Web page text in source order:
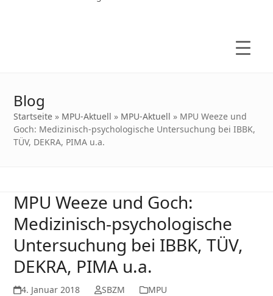
Blog
Startseite » MPU-Aktuell » MPU-Aktuell » MPU Weeze und
Goch: Medizinisch-psychologische Untersuchung bei IBBK,
TÜV, DEKRA, PIMA u.a.
MPU Weeze und Goch:
Medizinisch-psychologische
Untersuchung bei IBBK, TÜV,
DEKRA, PIMA u.a.
4. Januar 2018 SBZM MPU